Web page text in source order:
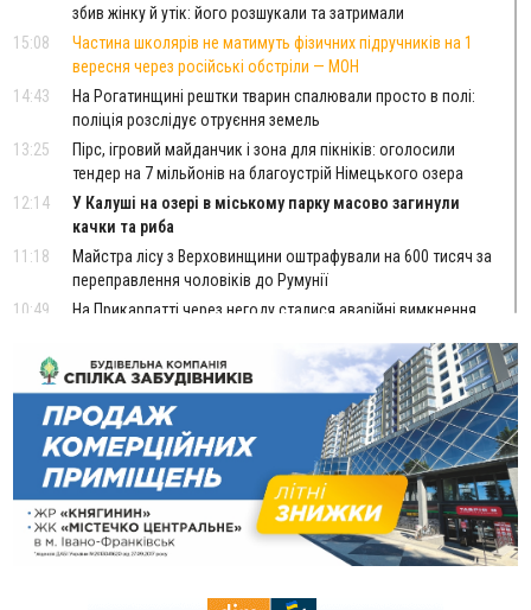
збив жінку й утік: його розшукали та затримали
15:08
Частина школярів не матимуть фізичних підручників на 1
вересня через російські обстріли — МОН
14:43
На Рогатинщині рештки тварин спалювали просто в полі:
поліція розслідує отруєння земель
13:25
Пірс, ігровий майданчик і зона для пікніків: оголосили
тендер на 7 мільйонів на благоустрій Німецького озера
12:14
У Калуші на озері в міському парку масово загинули
качки та риба
11:18
Майстра лісу з Верховинщини оштрафували на 600 тисяч за
переправлення чоловіків до Румунії
10:49
На Прикарпатті через негоду сталися аварійні вимкнення
10:43
За змову на тендері для Долинської лікарні двох
підприємців оштрафували на 272 тисячі гривень
10:09
Яремчанський суд виніс вирок чоловіку, який у Буковелі
вкрав із супермаркету пляшку віскі за 8,5 тисяч
09:53
В урочищі біля Галича археологи відкопали давньоруську
вагову гирку XII–XIII століть
09:39
У Франківську медики провели серію складних операцій
на аорті